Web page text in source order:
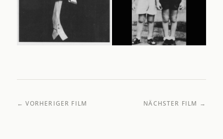
← VORHERIGER FILM NÄCHSTER FILM →